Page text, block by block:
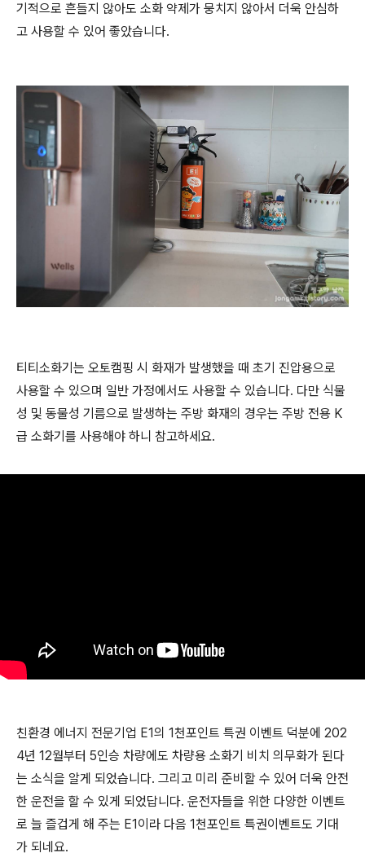
기적으로 흔들지 않아도 소화 약제가 뭉치지 않아서 더욱 안심하
고 사용할 수 있어 좋았습니다.
티티소화기는 오토캠핑 시 화재가 발생했을 때 초기 진압용으로
사용할 수 있으며 일반 가정에서도 사용할 수 있습니다. 다만 식물
성 및 동물성 기름으로 발생하는 주방 화재의 경우는 주방 전용 K
급 소화기를 사용해야 하니 참고하세요.
친환경 에너지 전문기업 E1의 1천포인트 특권 이벤트 덕분에 202
4년 12월부터 5인승 차량에도 차량용 소화기 비치 의무화가 된다
는 소식을 알게 되었습니다. 그리고 미리 준비할 수 있어 더욱 안전
한 운전을 할 수 있게 되었답니다. 운전자들을 위한 다양한 이벤트
로 늘 즐겁게 해 주는 E1이라 다음 1천포인트 특권이벤트도 기대
가 되네요.